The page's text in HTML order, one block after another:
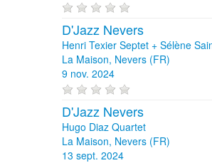
D'Jazz Nevers
Henri Texier Septet + Sélène
La Maison, Nevers (FR)
9 nov. 2024
D'Jazz Nevers
Hugo Diaz Quartet
La Maison, Nevers (FR)
13 sept. 2024